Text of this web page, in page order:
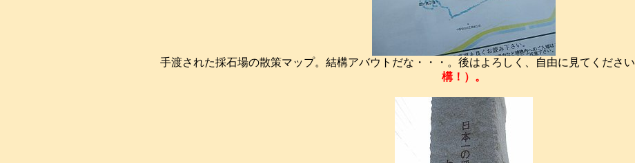
手渡された採石場の散策マップ。結構アバウトだな・・・。後はよろしく、自由に見てくださ
構！）。